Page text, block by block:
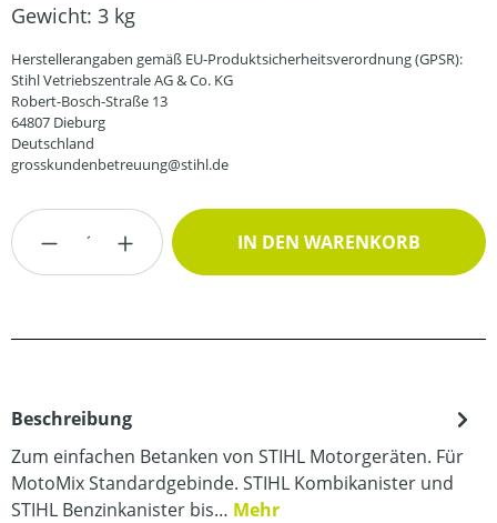
Gewicht: 3 kg
Herstellerangaben gemäß EU-Produktsicherheitsverordnung (GPSR):
Stihl Vetriebszentrale AG & Co. KG
Robert-Bosch-Straße 13
64807 Dieburg
Deutschland
grosskundenbetreuung@stihl.de
Produkt Anzahl: Gib den gewünschten
IN DEN WARENKORB
Beschreibung
Zum einfachen Betanken von STIHL Motorgeräten. Für
MotoMix Standardgebinde. STIHL Kombikanister und
STIHL Benzinkanister bis… Mehr